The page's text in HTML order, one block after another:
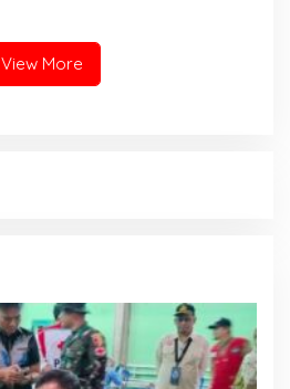
Layanan PAUD Berkualitas
untuk Semua Anak
View More